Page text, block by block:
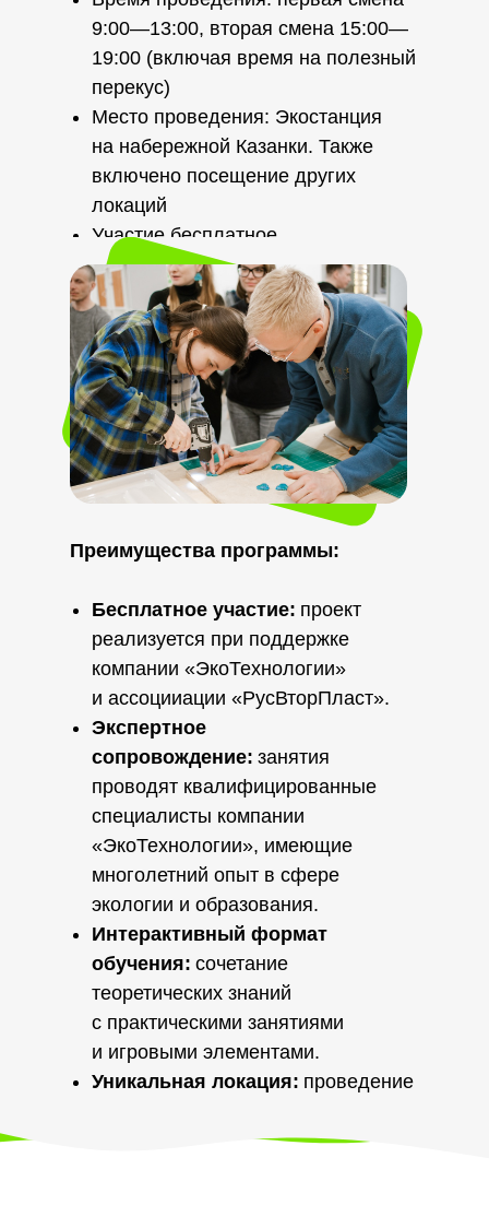
9:00—13:00, вторая смена 15:00—
19:00 (включая время на полезный
перекус)
Место проведения: Экостанция
на набережной Казанки. Также
включено посещение других
локаций
Участие бесплатное
Преимущества программы:
Бесплатное участие: проект
реализуется при поддержке
компании «ЭкоТехнологии»
и ассоцииации «РусВторПласт».
Экспертное
сопровождение: занятия
проводят квалифицированные
специалисты компании
«ЭкоТехнологии», имеющие
многолетний опыт в сфере
экологии и образования.
Интерактивный формат
обучения: сочетание
теоретических знаний
с практическими занятиями
и игровыми элементами.
Уникальная локация: проведение
атмосферу погружения в мир